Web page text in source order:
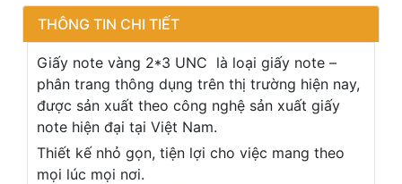
THÔNG TIN CHI TIẾT
Giấy note vàng 2*3 UNC là loại giấy note –
phân trang thông dụng trên thị trường hiện nay,
được sản xuất theo công nghệ sản xuất giấy
note hiện đại tại Việt Nam.
Thiết kế nhỏ gọn, tiện lợi cho việc mang theo
mọi lúc mọi nơi.